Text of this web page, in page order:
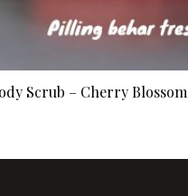
Scrub – Cherry Blossom